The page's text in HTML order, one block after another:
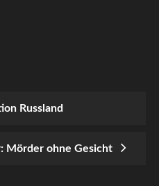
Russland
Mörder ohne Gesicht